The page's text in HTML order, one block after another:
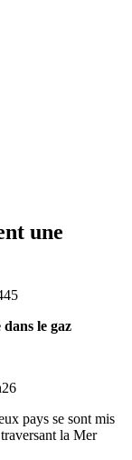
une
le gaz
pays se sont mis
la Mer